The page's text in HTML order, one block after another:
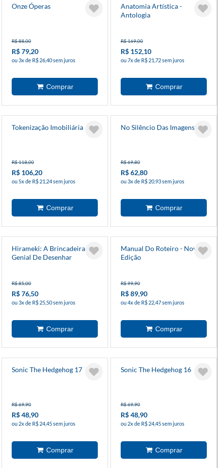
Onze Óperas
R$ 88,00
R$ 79,20
ou 3x de R$ 26,40 sem juros
Anatomia Artística -
Antologia
R$ 169,00
R$ 152,10
ou 7x de R$ 21,72 sem juros
Tokenização Imobiliária
R$ 118,00
R$ 106,20
ou 5x de R$ 21,24 sem juros
No Silêncio Das Imagens
R$ 69,80
R$ 62,80
ou 3x de R$ 20,93 sem juros
Hirameki: A Brincadeira
Genial De Desenhar
R$ 85,00
R$ 76,50
ou 3x de R$ 25,50 sem juros
Manual Do Roteiro - Nova
Edição
R$ 99,90
R$ 89,90
ou 4x de R$ 22,47 sem juros
Sonic The Hedgehog 17
R$ 69,90
R$ 48,90
ou 2x de R$ 24,45 sem juros
Sonic The Hedgehog 16
R$ 69,90
R$ 48,90
ou 2x de R$ 24,45 sem juros